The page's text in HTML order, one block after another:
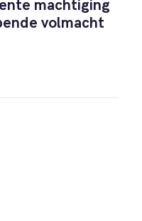
machtiging
volmacht